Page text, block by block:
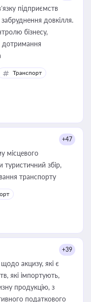
підприємств
довкілля.
бізнесу,
дотримання
Транспорт
+47
місцевого
туристичний збір,
плату за земельні ділянки, за паркування транспорту
+39
акцизу, які є
які імпортують,
продукцію, з
податкового